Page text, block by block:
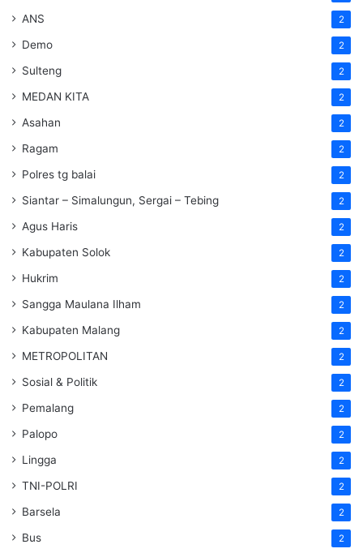
ANS 2
Demo 2
Sulteng 2
MEDAN KITA 2
Asahan 2
Ragam 2
Polres tg balai 2
Siantar – Simalungun, Sergai – Tebing 2
Agus Haris 2
Kabupaten Solok 2
Hukrim 2
Sangga Maulana Ilham 2
Kabupaten Malang 2
METROPOLITAN 2
Sosial & Politik 2
Pemalang 2
Palopo 2
Lingga 2
TNI-POLRI 2
Barsela 2
Bus 2